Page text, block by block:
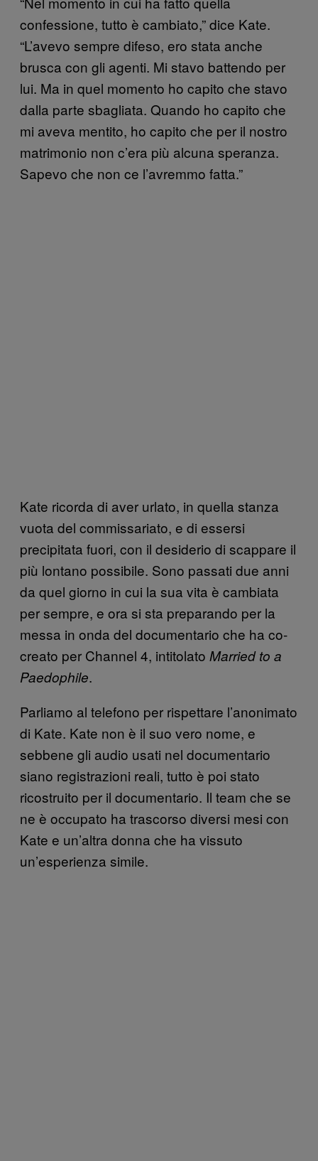
confessione, tutto è cambiato,” dice Kate.
“L’avevo sempre difeso, ero stata anche
brusca con gli agenti. Mi stavo battendo per
lui. Ma in quel momento ho capito che stavo
dalla parte sbagliata. Quando ho capito che
mi aveva mentito, ho capito che per il nostro
matrimonio non c’era più alcuna speranza.
Sapevo che non ce l’avremmo fatta.”
Kate ricorda di aver urlato, in quella stanza
vuota del commissariato, e di essersi
precipitata fuori, con il desiderio di scappare il
più lontano possibile. Sono passati due anni
da quel giorno in cui la sua vita è cambiata
per sempre, e ora si sta preparando per la
messa in onda del documentario che ha co-
creato per Channel 4, intitolato Married to a
Paedophile.
Parliamo al telefono per rispettare l’anonimato
di Kate. Kate non è il suo vero nome, e
sebbene gli audio usati nel documentario
siano registrazioni reali, tutto è poi stato
ricostruito per il documentario. Il team che se
ne è occupato ha trascorso diversi mesi con
Kate e un’altra donna che ha vissuto
un’esperienza simile.